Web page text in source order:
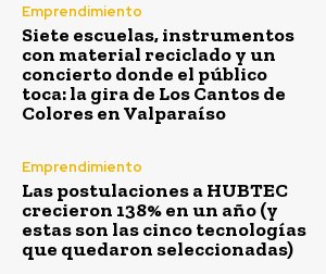
Emprendimiento
Siete escuelas, instrumentos
con material reciclado y un
concierto donde el público
toca: la gira de Los Cantos de
Colores en Valparaíso
Emprendimiento
Las postulaciones a HUBTEC
crecieron 138% en un año (y
estas son las cinco tecnologías
que quedaron seleccionadas)